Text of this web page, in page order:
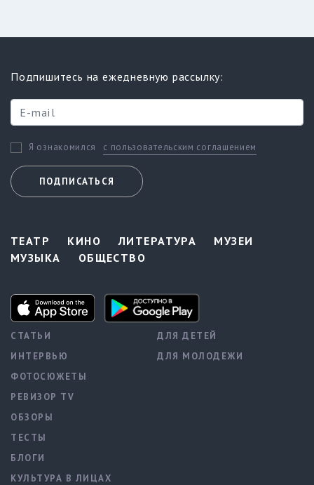
Подпишитесь на ежедневную рассылку:
Я ознакомился с пользовательским соглашением
ПОДПИСАТЬСЯ
ТЕАТР КИНО ЛИТЕРАТУРА
МУЗЕИ
МУЗЫКА
ОБЩЕСТВО
СТАТЬИ
ИНТЕРВЬЮ
ФОТОСЮЖЕТЫ
РЕВИЗОР TV
ОБЗОРЫ
ТЕСТЫ
БЛОГИ
КУЛЬТУРА В ЛИЦАХ
ДЛЯ ДЕТЕЙ
ДЛЯ МОЛОДЕЖИ